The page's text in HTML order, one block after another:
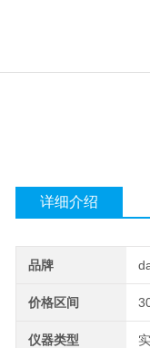
详细介绍
品牌
价格区间
仪器类型